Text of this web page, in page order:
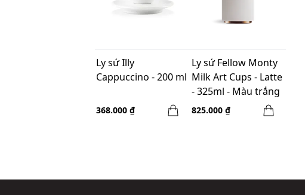
Ly sứ Illy
Cappuccino - 200 ml
368.000 ₫
Ly sứ Fellow Monty
Milk Art Cups - Latte
- 325ml - Màu trắng
825.000 ₫